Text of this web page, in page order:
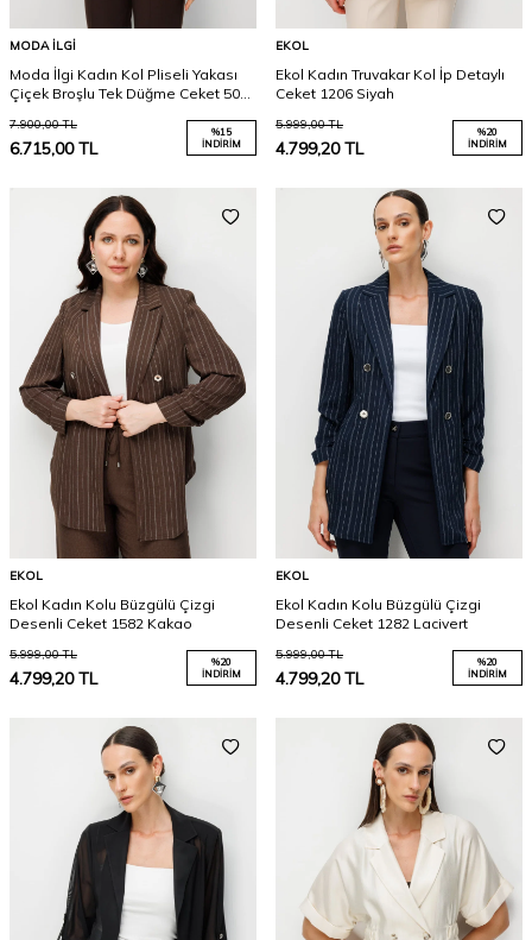
MODA İLGI
Moda İlgi Kadın Kol Pliseli Yakası
Çiçek Broşlu Tek Düğme Ceket 5025
7.900,00TL
6.715,00TL
%15
İNDIRIM
EKOL
Ekol Kadın Truvakar Kol İp Detaylı
Ceket 1206 Siyah
5.999,00TL
4.799,20TL
%20
İNDIRIM
EKOL
Ekol Kadın Kolu Büzgülü Çizgi
Desenli Ceket 1582 Kakao
5.999,00TL
4.799,20TL
%20
İNDIRIM
EKOL
Ekol Kadın Kolu Büzgülü Çizgi
Desenli Ceket 1282 Lacivert
5.999,00TL
4.799,20TL
%20
İNDIRIM